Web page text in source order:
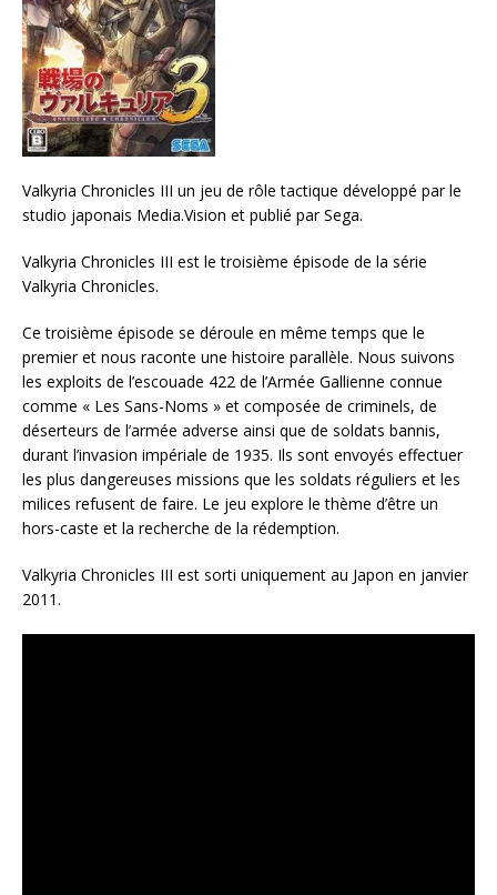
Valkyria Chronicles III un jeu de rôle tactique développé par le
studio japonais Media.Vision et publié par Sega.
Valkyria Chronicles III est le troisième épisode de la série
Valkyria Chronicles.
Ce troisième épisode se déroule en même temps que le
premier et nous raconte une histoire parallèle. Nous suivons
les exploits de l’escouade 422 de l’Armée Gallienne connue
comme « Les Sans-Noms » et composée de criminels, de
déserteurs de l’armée adverse ainsi que de soldats bannis,
durant l’invasion impériale de 1935. Ils sont envoyés effectuer
les plus dangereuses missions que les soldats réguliers et les
milices refusent de faire. Le jeu explore le thème d’être un
hors-caste et la recherche de la rédemption.
Valkyria Chronicles III est sorti uniquement au Japon en janvier
2011.